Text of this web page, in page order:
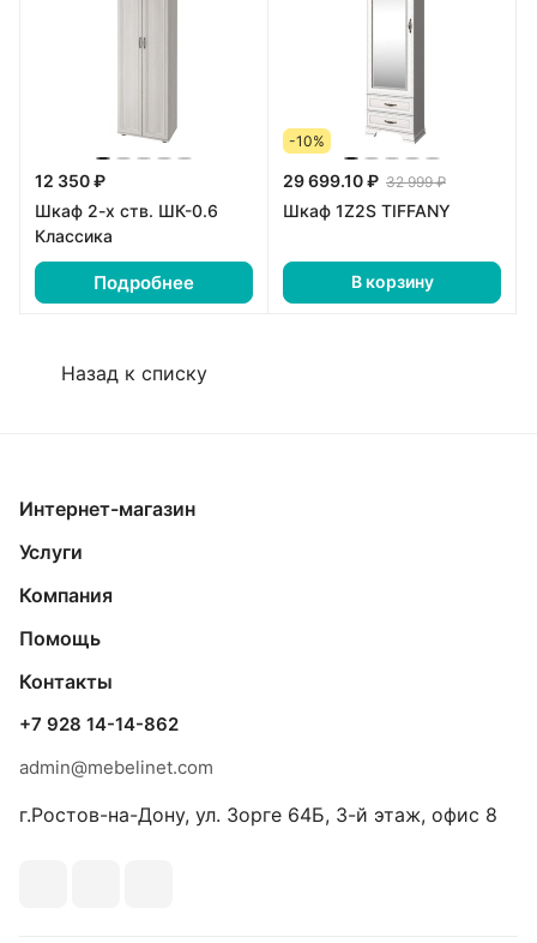
12 350 ₽
Шкаф 2-х ств. ШК-0.6
Классика
Подробнее
-10%
29 699.10 ₽ 32 999 ₽
Шкаф 1Z2S TIFFANY
В корзину
Назад к списку
Интернет-магазин
Услуги
Компания
Помощь
Контакты
+7 928 14-14-862
admin@mebelinet.com
г.Ростов-на-Дону, ул. Зорге 64Б, 3-й этаж, офис 8